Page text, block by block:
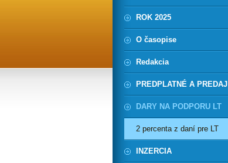
ROK 2025
O časopise
Redakcia
PREDPLATNÉ A PREDAJ
DARY NA PODPORU LT
2 percenta z daní pre LT
INZERCIA